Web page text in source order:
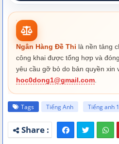
Ngân Hàng Đề Thi là nền tảng
công khai được tổng hợp và
yêu cầu gỡ bỏ do bản quyền xin
hoc0dong1@gmail.com
Tags Tiếng Anh Tiếng anh